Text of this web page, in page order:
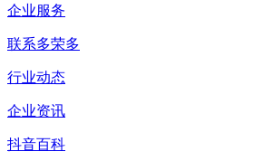
企业服务
联系多荣多
行业动态
企业资讯
抖音百科